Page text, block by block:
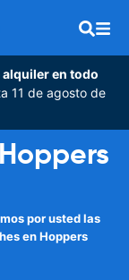
alquiler en todo
11 de agosto de
por usted las
en Hoppers